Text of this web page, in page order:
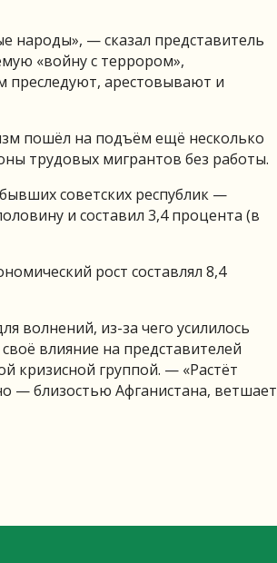
народы», — сказал представитель
«войну с террором»,
преследуют, арестовывают и
пошёл на подъём ещё несколько
трудовых мигрантов без работы.
советских республик —
и составил 3,4 процента (в
рост составлял 8,4
волнений, из-за чего усилилось
влияние на представителей
кризисной группой. — «Растёт
— близостью Афганистана, ветшает